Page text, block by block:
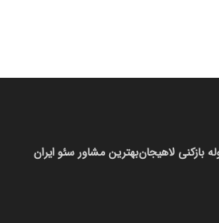
بهترین مشاور سئو ایرانبازکنی لاهیجان